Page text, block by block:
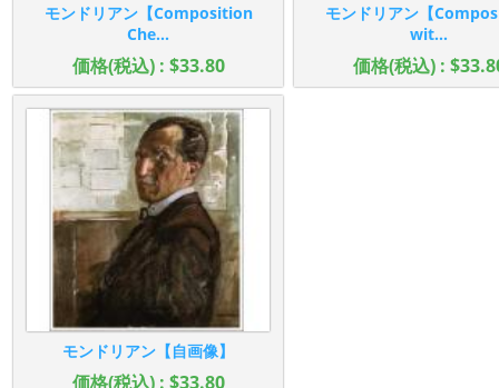
モンドリアン【Composition
Che...
価格(税込) : $33.80
モンドリアン【
wit...
価格(税込) :
モンドリアン【自画像】
価格(税込) : $33.80